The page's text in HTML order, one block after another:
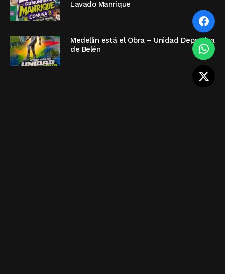
Lavado Manrique
Medellín está el Obra – Unidad Deportiva
de Belén